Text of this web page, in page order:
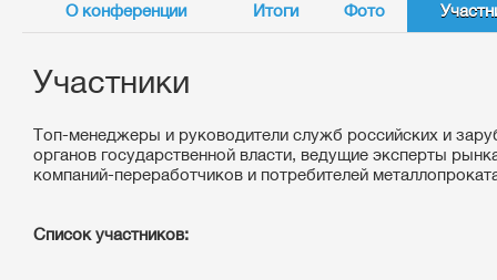
О конференции Итоги Фото
Участники
Топ-менеджеры и руководители служб российских и
органов государственной власти, ведущие эксперты
компаний-переработчиков и потребителей
Список участников: